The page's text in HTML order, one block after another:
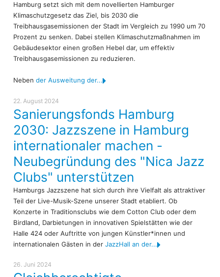
Hamburg setzt sich mit dem novellierten Hamburger
Klimaschutzgesetz das Ziel, bis 2030 die
Treibhausgasemissionen der Stadt im Vergleich zu 1990 um 70
Prozent zu senken. Dabei stellen Klimaschutzmaßnahmen im
Gebäudesektor einen großen Hebel dar, um effektiv
Treibhausgasemissionen zu reduzieren.
Nebender Ausweitung der...
22. August 2024
Sanierungsfonds Hamburg
2030: Jazzszene in Hamburg
internationaler machen -
Neubegründung des "Nica Jazz
Clubs" unterstützen
Hamburgs Jazzszene hat sich durch ihre Vielfalt als attraktiver
Teil der Live-Musik-Szene unserer Stadt etabliert. Ob
Konzerte in Traditionsclubs wie dem Cotton Club oder dem
Birdland, Darbietungen in innovativen Spielstätten wie der
Halle 424 oder Auftritte von jungen Künstler*innen und
internationalen Gästen in derJazzHall an der...
26. Juni 2024